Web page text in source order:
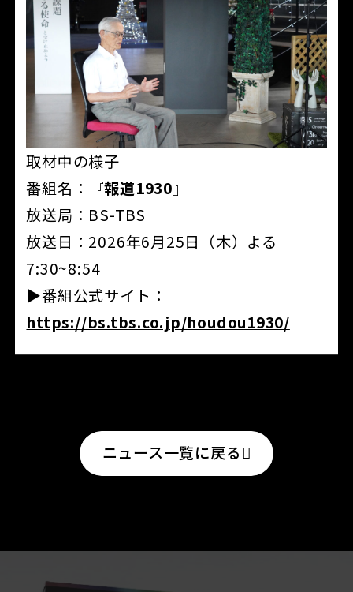
取材中の様子
番組名：
『報道1930』
放送局：BS-TBS
放送日：2026年6月25日（木）よる
7:30~8:54
▶番組公式サイト：
https://bs.tbs.co.jp/houdou1930/
ニュース一覧に戻る